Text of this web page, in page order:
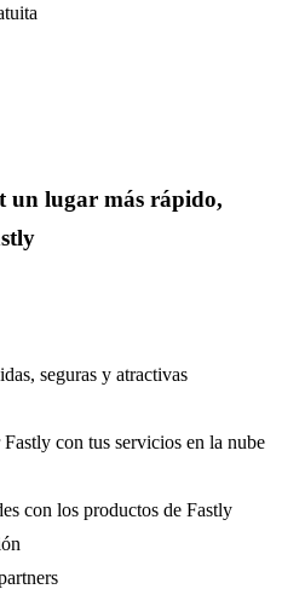
un lugar más rápido,
seguras y atractivas
con tus servicios en la nube
con los productos de Fastly